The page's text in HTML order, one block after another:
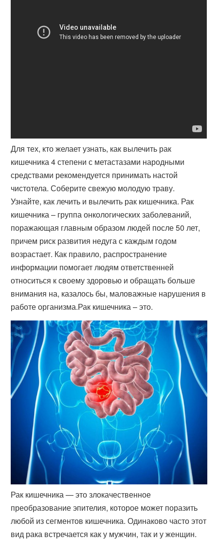
Для тех, кто желает узнать, как вылечить рак
кишечника 4 степени с метастазами народными
средствами рекомендуется принимать настой
чистотела. Соберите свежую молодую траву.
Узнайте, как лечить и вылечить рак кишечника. Рак
кишечника – группа онкологических заболеваний,
поражающая главным образом людей после 50 лет,
причем риск развития недуга с каждым годом
возрастает. Как правило, распространение
информации помогает людям ответственней
относиться к своему здоровью и обращать больше
внимания на, казалось бы, маловажные нарушения в
работе организма.Рак кишечника – это.
Рак кишечника — это злокачественное
преобразование эпителия, которое может поразить
любой из сегментов кишечника. Одинаково часто этот
вид рака встречается как у мужчин, так и у женщин.